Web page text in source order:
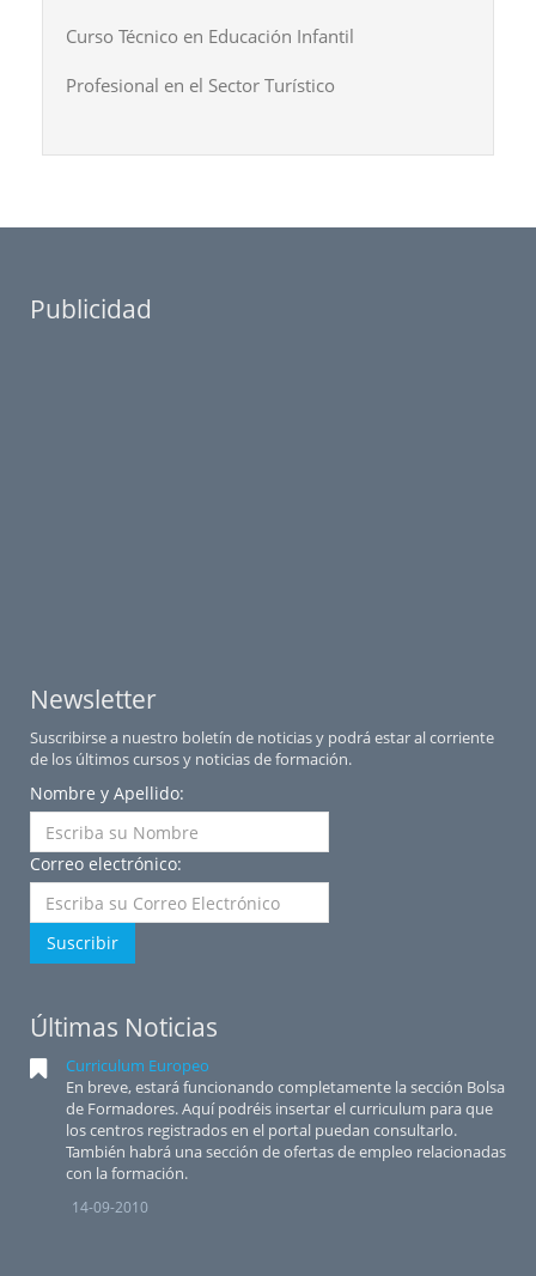
Curso Técnico en Educación Infantil
Profesional en el Sector Turístico
Publicidad
Newsletter
Suscribirse a nuestro boletín de noticias y podrá estar al corriente
de los últimos cursos y noticias de formación.
Nombre y Apellido:
Correo electrónico:
Suscribir
Últimas Noticias
Curriculum Europeo
En breve, estará funcionando completamente la sección Bolsa
de Formadores. Aquí podréis insertar el curriculum para que
los centros registrados en el portal puedan consultarlo.
También habrá una sección de ofertas de empleo relacionadas
con la formación.
14-09-2010